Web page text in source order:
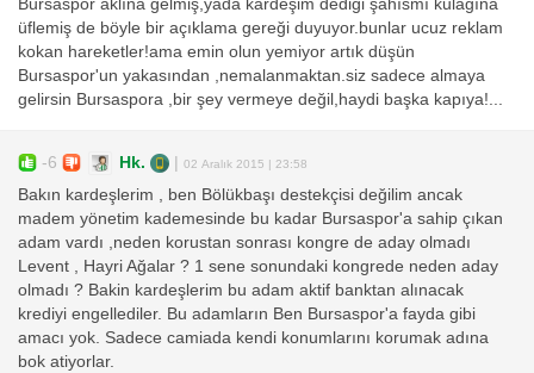
Bursaspor aklına gelmiş,yada kardeşim dediği şahısmı kulağına
üflemiş de böyle bir açıklama gereği duyuyor.bunlar ucuz reklam
kokan hareketler!ama emin olun yemiyor artık düşün
Bursaspor'un yakasından ,nemalanmaktan.siz sadece almaya
gelirsin Bursaspora ,bir şey vermeye değil,haydi başka kapıya!...
-6 Hk. 02 Aralık 2015 | 23:58
Bakın kardeşlerim , ben Bölükbaşı destekçisi değilim ancak
madem yönetim kademesinde bu kadar Bursaspor'a sahip çıkan
adam vardı ,neden korustan sonrası kongre de aday olmadı
Levent , Hayri Ağalar ? 1 sene sonundaki kongrede neden aday
olmadı ? Bakin kardeşlerim bu adam aktif banktan alınacak
krediyi engellediler. Bu adamların Ben Bursaspor'a fayda gibi
amacı yok. Sadece camiada kendi konumlarını korumak adına
bok atiyorlar.